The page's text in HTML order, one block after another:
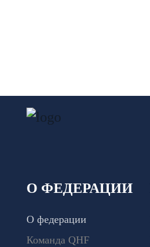
О ФЕДЕРАЦИИ
О федерации
Команда QHF